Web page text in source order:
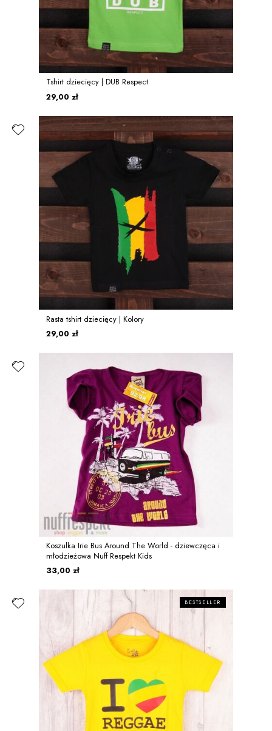
Tshirt dziecięcy | DUB Respect
29,00 zł
Rasta tshirt dziecięcy | Kolory
29,00 zł
Koszulka Irie Bus Around The World - dziewczęca i
młodzieżowa Nuff Respekt Kids
33,00 zł
BESTSELLER